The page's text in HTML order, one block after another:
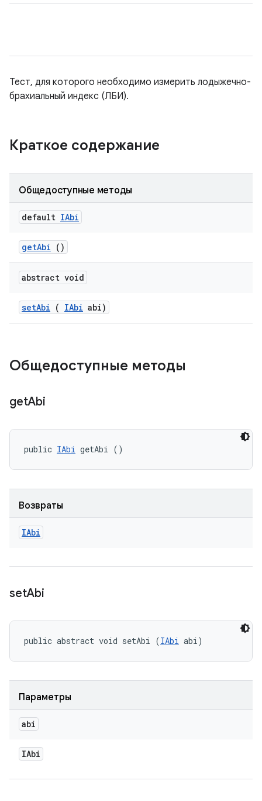
Тест, для которого необходимо измерить лодыжечно-
брахиальный индекс (ЛБИ).
Краткое содержание
Общедоступные методы
default IAbi
getAbi ()
abstract void
setAbi ( IAbi abi)
Общедоступные методы
getAbi
public IAbi getAbi ()
Возвраты
IAbi
setAbi
public abstract void setAbi (IAbi abi)
Параметры
abi
IAbi